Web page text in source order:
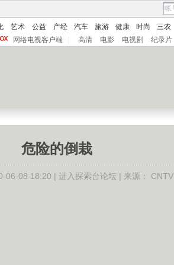
艺术 公益 产经 汽车 旅游 健康 时尚 三农
网络电视客户端 高清 电影 电视剧 纪录片
危险的倒栽
06-08 18:20 | 进入探索台论坛 | 来源： CNTV